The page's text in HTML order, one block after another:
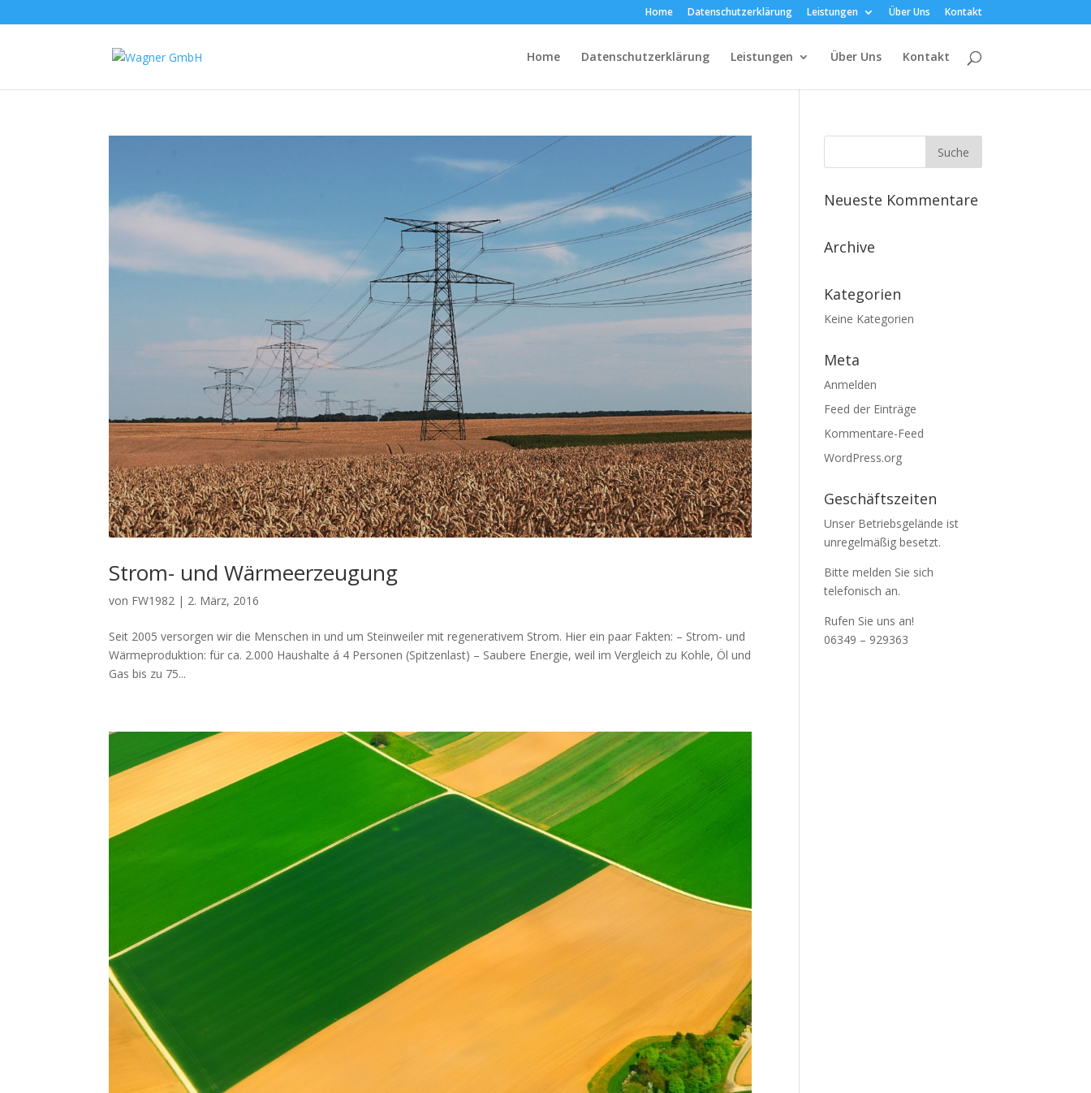
Home Datenschutzerklärung Leistungen Über Uns Kontakt
Home Datenschutzerklärung Leistungen Über Uns Kontakt
Strom- und Wärmeerzeugung
von FW1982 | 2. März, 2016
Seit 2005 versorgen wir die Menschen in und um Steinweiler mit regenerativem Strom. Hier ein paar Fakten: – Strom- und
Wärmeproduktion: für ca. 2.000 Haushalte á 4 Personen (Spitzenlast) – Saubere Energie, weil im Vergleich zu Kohle, Öl und
Gas bis zu 75...
Neueste Kommentare
Archive
Kategorien
Keine Kategorien
Meta
Anmelden
Feed der Einträge
Kommentare-Feed
WordPress.org
Geschäftszeiten
Unser Betriebsgelände ist
unregelmäßig besetzt.
Bitte melden Sie sich
telefonisch an.
Rufen Sie uns an!
06349 – 929363